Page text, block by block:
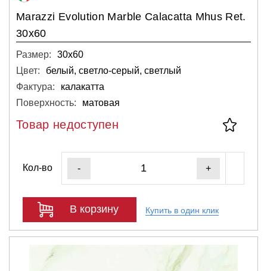
Marazzi Evolution Marble Calacatta Mhus Ret.
30x60
Размер:
30х60
Цвет:
белый, светло-серый, светлый
Фактура:
калакатта
Поверхность:
матовая
Товар недоступен
Кол-во - +
В корзину Купить в один клик